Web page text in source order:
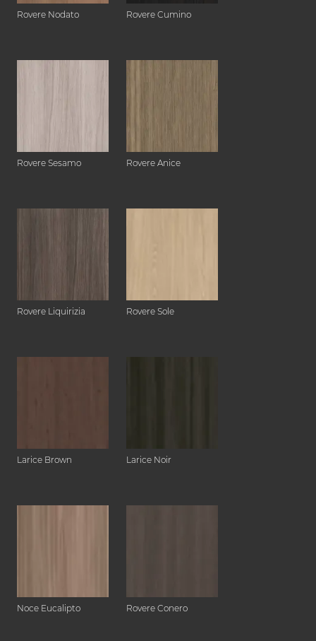
Rovere Nodato Rovere Cumino
Rovere Sesamo Rovere Anice
Rovere Liquirizia Rovere Sole
Larice Brown Larice Noir
Noce Eucalipto Rovere Conero